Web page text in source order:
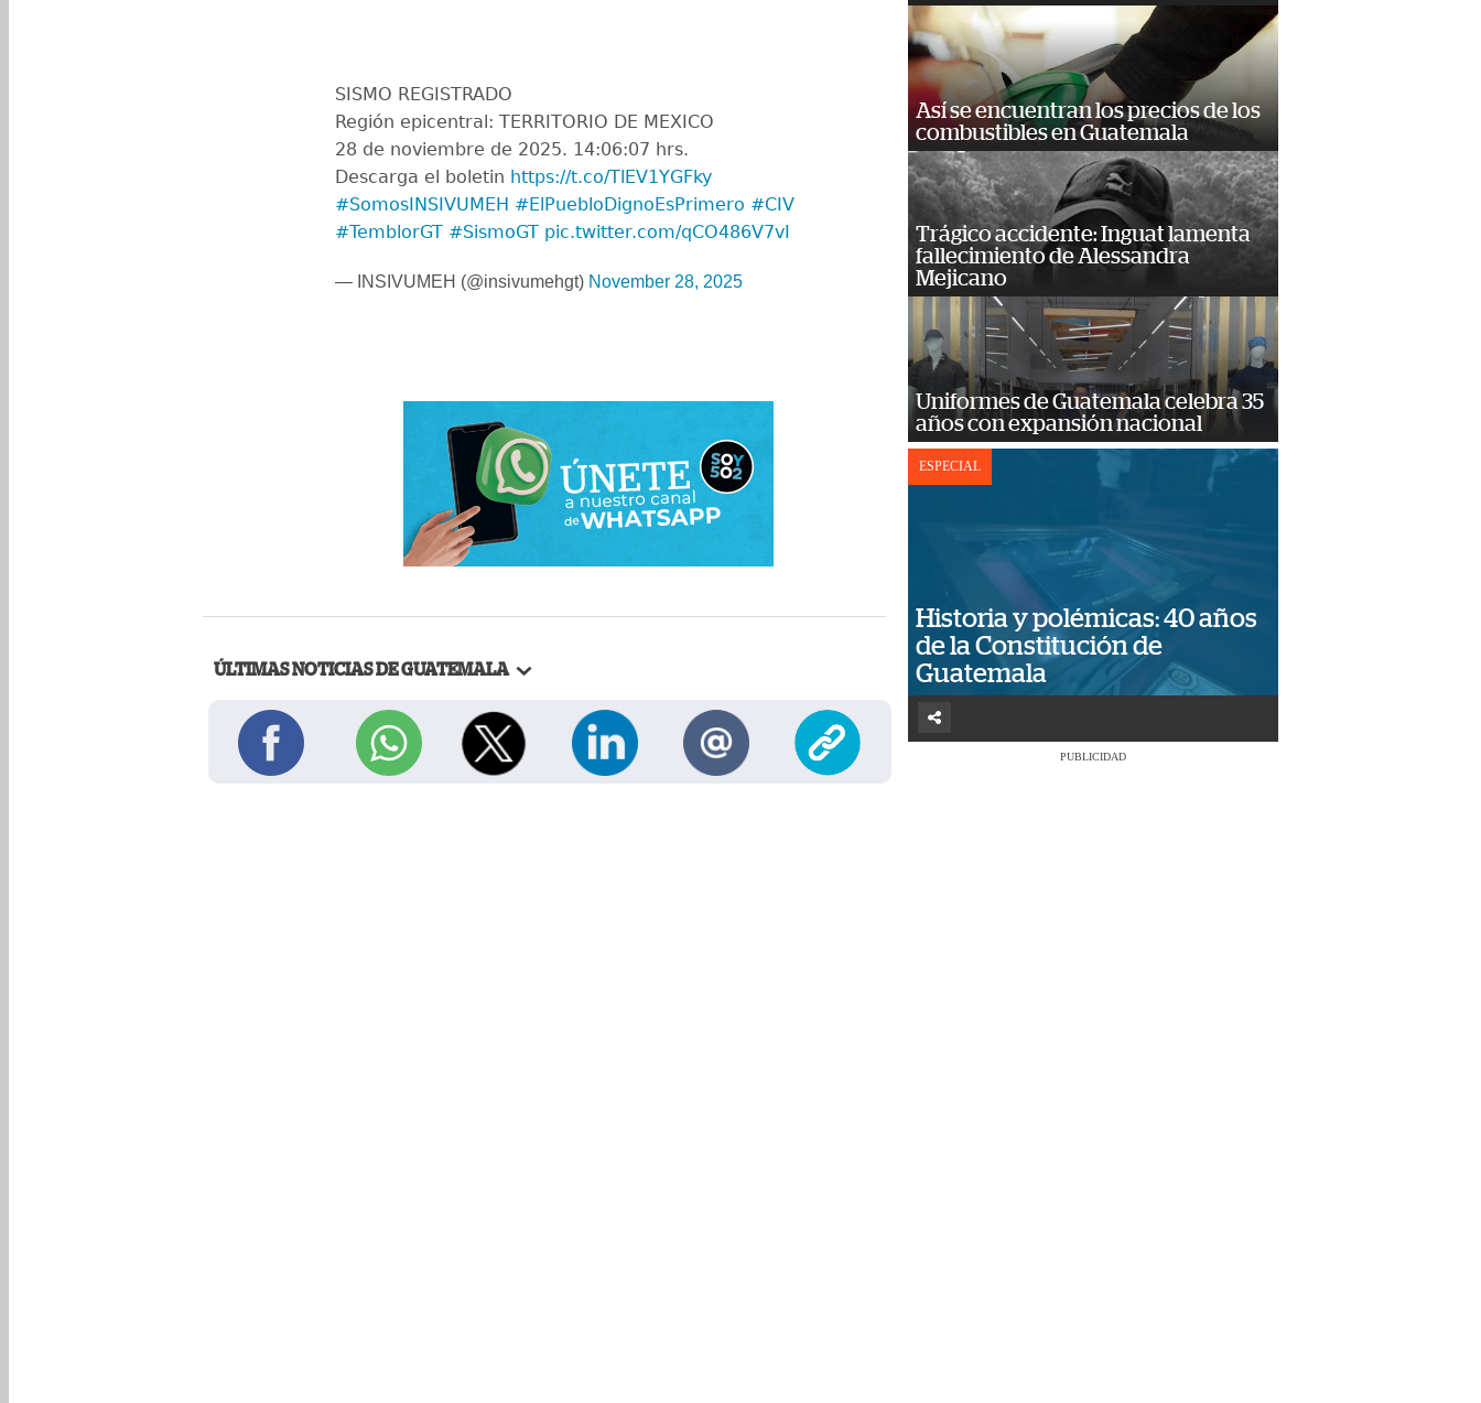
SISMO REGISTRADO
Región epicentral: TERRITORIO DE MEXICO
28 de noviembre de 2025. 14:06:07 hrs.
Descarga el boletin https://t.co/TlEV1YGFky
#SomosINSIVUMEH #ElPuebloDignoEsPrimero #CIV
#TemblorGT #SismoGT pic.twitter.com/qCO486V7vI
— INSIVUMEH (@insivumehgt) November 28, 2025
ÚLTIMAS NOTICIAS DE GUATEMALA
Así se encuentran los precios de los
combustibles en Guatemala
Trágico accidente: Inguat lamenta
fallecimiento de Alessandra
Mejicano
Uniformes de Guatemala celebra 35
años con expansión nacional
ESPECIAL
Historia y polémicas: 40 años
de la Constitución de
Guatemala
PUBLICIDAD